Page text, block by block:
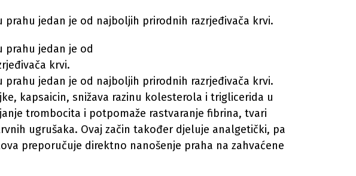
prahu jedan je od najboljih prirodnih razrjeđivača krvi.
prahu jedan je od
krvi.
prahu jedan je od najboljih prirodnih razrjeđivača krvi.
kapsaicin, snižava razinu kolesterola i triglicerida u
trombocita i potpomaže rastvaranje fibrina, tvari
ugrušaka. Ovaj začin također djeluje analgetički, pa
preporučuje direktno nanošenje praha na zahvaćene